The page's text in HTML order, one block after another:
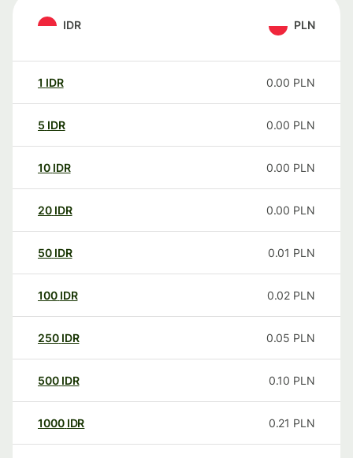
IDR PLN
1 IDR 0.00 PLN
5 IDR 0.00 PLN
10 IDR 0.00 PLN
20 IDR 0.00 PLN
50 IDR 0.01 PLN
100 IDR 0.02 PLN
250 IDR 0.05 PLN
500 IDR 0.10 PLN
1000 IDR 0.21 PLN